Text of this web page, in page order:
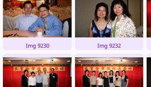
Img 9230 Img 9232